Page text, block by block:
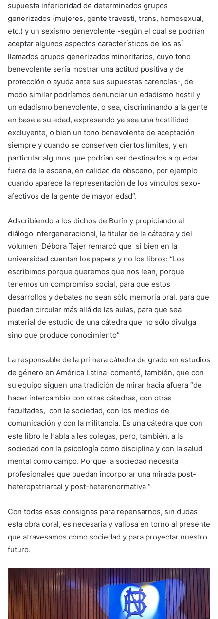
supuesta inferioridad de determinados grupos
generizados (mujeres, gente travesti, trans, homosexual,
etc.) y un sexismo benevolente -según el cual se podrían
aceptar algunos aspectos característicos de los así
llamados grupos generizados minoritarios, cuyo tono
benevolente sería mostrar una actitud positiva y de
protección o ayuda ante sus supuestas carencias-, de
modo similar podríamos denunciar un edadismo hostil y
un edadismo benevolente, o sea, discriminando a la gente
en base a su edad, expresando ya sea una hostilidad
excluyente, o bien un tono benevolente de aceptación
siempre y cuando se conserven ciertos límites, y en
particular algunos que podrían ser destinados a quedar
fuera de la escena, en calidad de obsceno, por ejemplo
cuando aparece la representación de los vínculos sexo-
afectivos de la gente de mayor edad”.
Adscribiendo a los dichos de Burín y propiciando el
diálogo intergeneracional, la titular de la cátedra y del
volumen Débora Tajer remarcó que si bien en la
universidad cuentan los papers y no los libros: “Los
escribimos porque queremos que nos lean, porque
tenemos un compromiso social, para que estos
desarrollos y debates no sean sólo memoria oral, para que
puedan circular más allá de las aulas, para que sea
material de estudio de una cátedra que no sólo divulga
sino que produce conocimiento”
La responsable de la primera cátedra de grado en estudios
de género en América Latina comentó, también, que con
su equipo siguen una tradición de mirar hacia afuera “de
hacer intercambio con otras cátedras, con otras
facultades, con la sociedad, con los medios de
comunicación y con la militancia. Es una cátedra que con
este libro le habla a les colegas, pero, también, a la
sociedad con la psicología como disciplina y con la salud
mental como campo. Porque la sociedad necesita
profesionales que puedan incorporar una mirada post-
heteropatriarcal y post-heteronormativa “
Con todas esas consignas para repensarnos, sin dudas
esta obra coral, es necesaria y valiosa en torno al presente
que atravesamos como sociedad y para proyectar nuestro
futuro.